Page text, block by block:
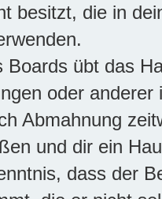
besitzt, die in
Boards übt das
oder
Abmahnung
und dir ein
dass der